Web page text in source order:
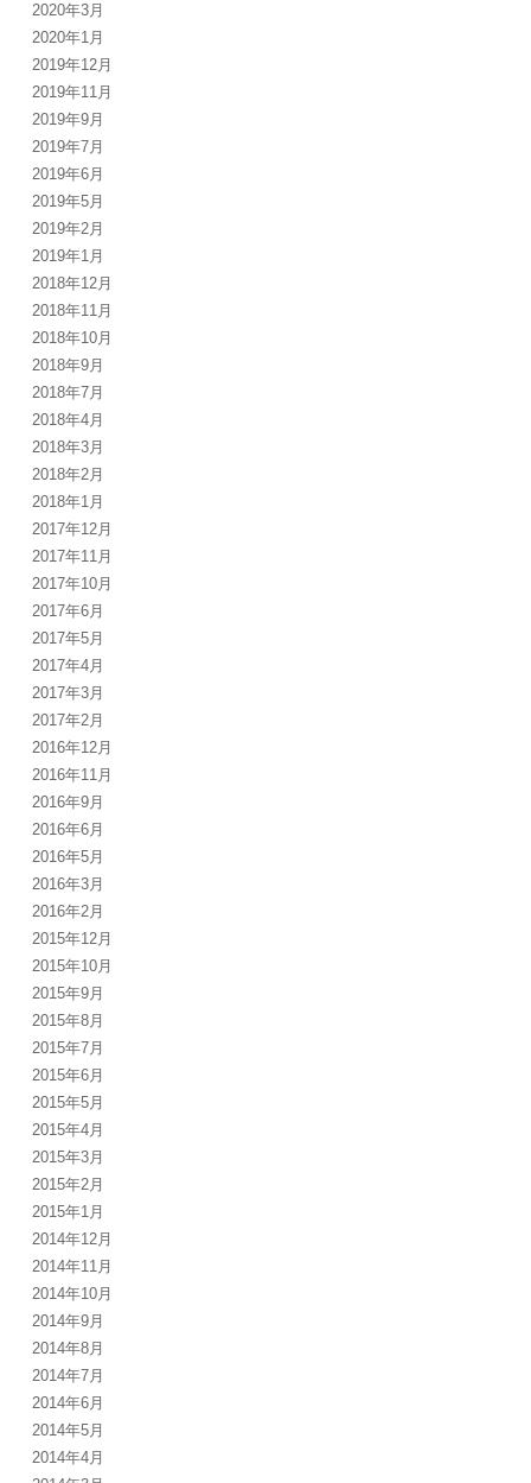
2020年3月
2020年1月
2019年12月
2019年11月
2019年9月
2019年7月
2019年6月
2019年5月
2019年2月
2019年1月
2018年12月
2018年11月
2018年10月
2018年9月
2018年7月
2018年4月
2018年3月
2018年2月
2018年1月
2017年12月
2017年11月
2017年10月
2017年6月
2017年5月
2017年4月
2017年3月
2017年2月
2016年12月
2016年11月
2016年9月
2016年6月
2016年5月
2016年3月
2016年2月
2015年12月
2015年10月
2015年9月
2015年8月
2015年7月
2015年6月
2015年5月
2015年4月
2015年3月
2015年2月
2015年1月
2014年12月
2014年11月
2014年10月
2014年9月
2014年8月
2014年7月
2014年6月
2014年5月
2014年4月